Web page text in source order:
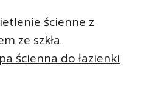
ścienne z
ze szkła
ścienna do łazienki